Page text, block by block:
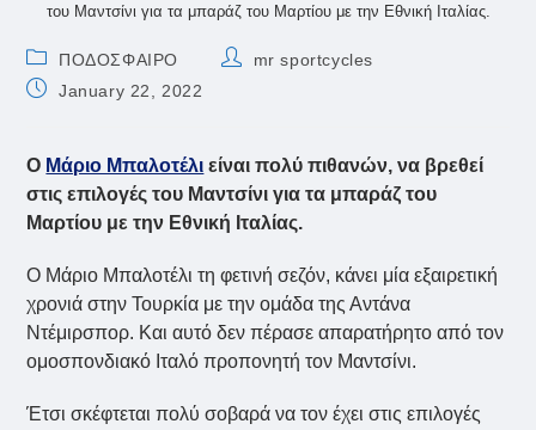
του Μαντσίνι για τα μπαράζ του Μαρτίου με την Εθνική Ιταλίας.
Post
category:
ΠΟΔΟΣΦΑΙΡΟ
Postmr sportcycles
PostJanuary 22, 2022
Ο Μάριο Μπαλοτέλι είναι πολύ πιθανών, να βρεθεί
στις επιλογές του Μαντσίνι για τα μπαράζ του
Μαρτίου με την Εθνική Ιταλίας.
Ο Μάριο Μπαλοτέλι τη φετινή σεζόν, κάνει μία εξαιρετική
χρονιά στην Τουρκία με την ομάδα της Αντάνα
Ντέμιρσπορ. Και αυτό δεν πέρασε απαρατήρητο από τον
ομοσπονδιακό Ιταλό προπονητή τον Μαντσίνι.
Έτσι σκέφτεται πολύ σοβαρά να τον έχει στις επιλογές